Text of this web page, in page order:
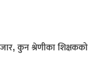
कुन श्रेणीका शिक्षकको